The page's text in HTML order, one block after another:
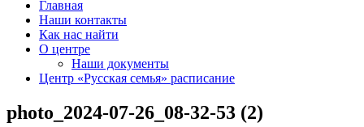
Главная
Наши контакты
Как нас найти
О центре
Наши документы
Центр «Русская семья» расписание
photo_2024-07-26_08-32-53 (2)